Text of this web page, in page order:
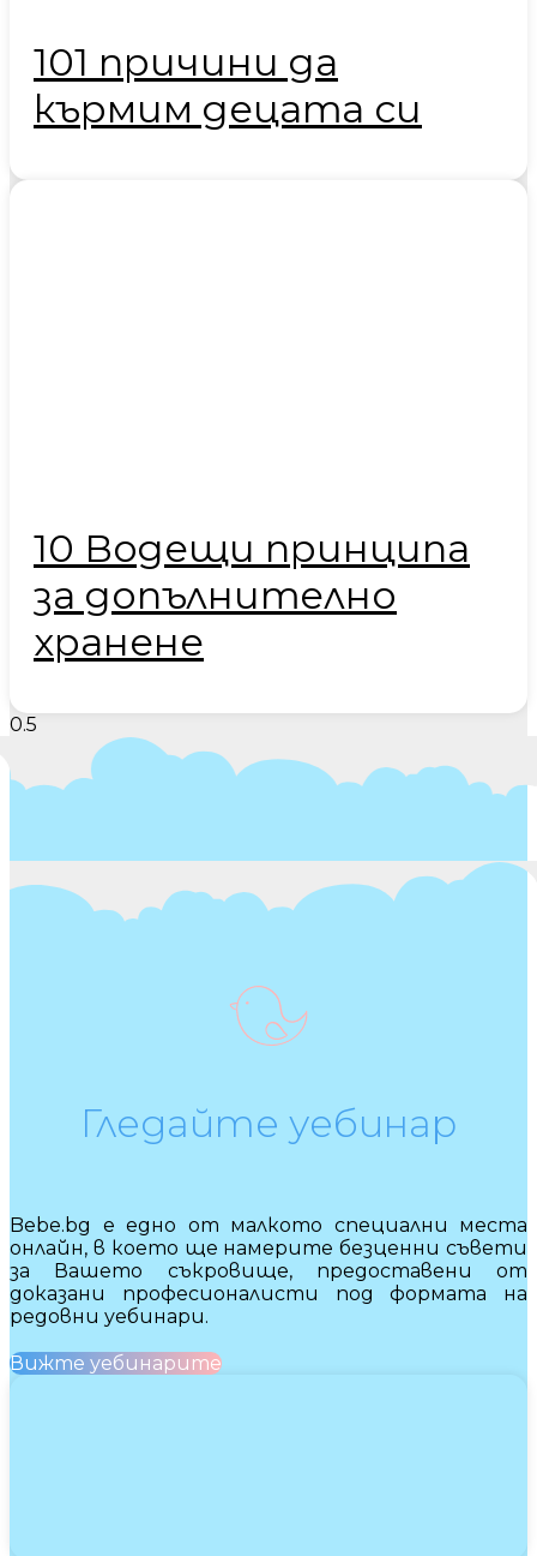
101 причини да
кърмим децата си
10 Водещи принципа
за допълнително
хранене
Гледайте уебинар
Bebe.bg е едно от малкото специални места
онлайн, в което ще намерите безценни съвети
за Вашето съкровище, предоставени от
доказани професионалисти под формата на
редовни уебинари.
Вижте уебинарите